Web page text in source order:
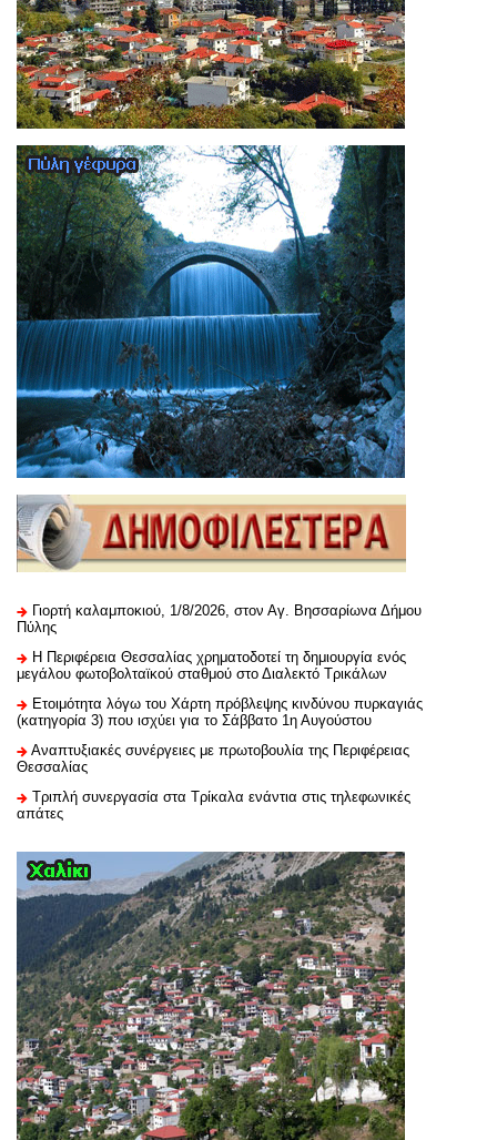
Γιορτή καλαμποκιού, 1/8/2026, στον Αγ. Βησσαρίωνα Δήμου
Πύλης
H Περιφέρεια Θεσσαλίας χρηματοδοτεί τη δημιουργία ενός
μεγάλου φωτοβολταϊκού σταθμού στο Διαλεκτό Τρικάλων
Ετοιμότητα λόγω του Χάρτη πρόβλεψης κινδύνου πυρκαγιάς
(κατηγορία 3) που ισχύει για το Σάββατο 1η Αυγούστου
Αναπτυξιακές συνέργειες με πρωτοβουλία της Περιφέρειας
Θεσσαλίας
Τριπλή συνεργασία στα Τρίκαλα ενάντια στις τηλεφωνικές
απάτες